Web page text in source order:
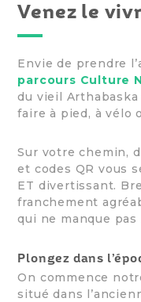
Venez le
Envie de prendre
parcours Culture
du vieil
faire à pied, à vélo
Sur votre chemin,
et codes QR vous
ET divertissant.
franchement
qui ne manque pas
Plongez dans
On commence
situé dans